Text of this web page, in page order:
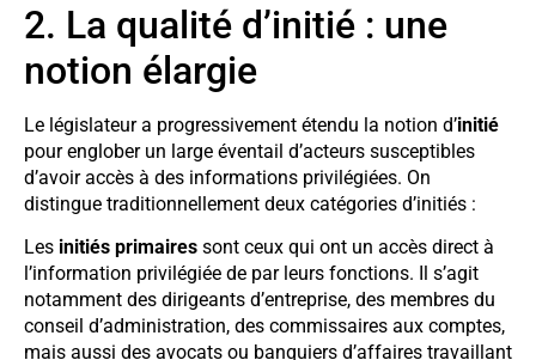
2. La qualité d’initié : une
notion élargie
Le législateur a progressivement étendu la notion d’initié
pour englober un large éventail d’acteurs susceptibles
d’avoir accès à des informations privilégiées. On
distingue traditionnellement deux catégories d’initiés :
Les initiés primaires sont ceux qui ont un accès direct à
l’information privilégiée de par leurs fonctions. Il s’agit
notamment des dirigeants d’entreprise, des membres du
conseil d’administration, des commissaires aux comptes,
mais aussi des avocats ou banquiers d’affaires travaillant